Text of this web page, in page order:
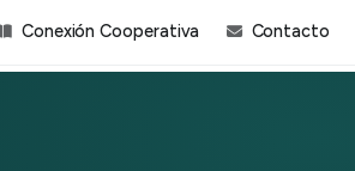
Conexión Cooperativa Contacto